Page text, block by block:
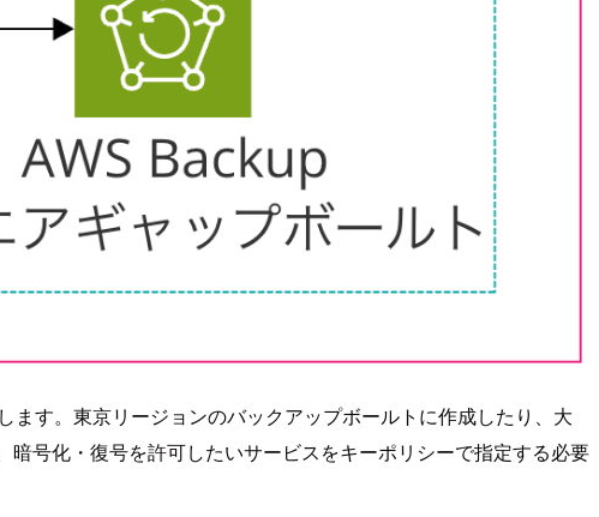
す。東京リージョンのバックアップボールトに作成したり、大
号化・復号を許可したいサービスをキーポリシーで指定する必要